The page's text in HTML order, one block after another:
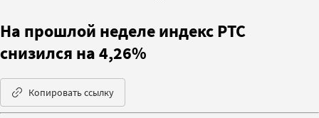
На прошлой неделе индекс РТС
снизился на 4,26%
Копировать ссылку